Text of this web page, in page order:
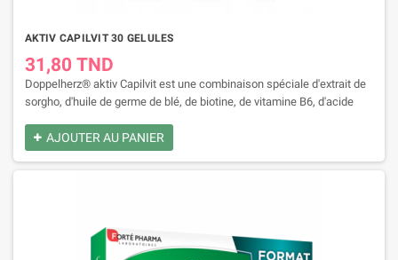
AKTIV CAPILVIT 30 GELULES
31,80 TND
Doppelherz® aktiv Capilvit est une combinaison spéciale d'extrait de
sorgho, d'huile de germe de blé, de biotine, de vitamine B6, d'acide
et en bonne santé.
AJOUTER AU PANIER